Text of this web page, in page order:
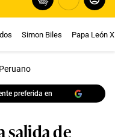
Simon Biles Papa León
preferida en
salida de